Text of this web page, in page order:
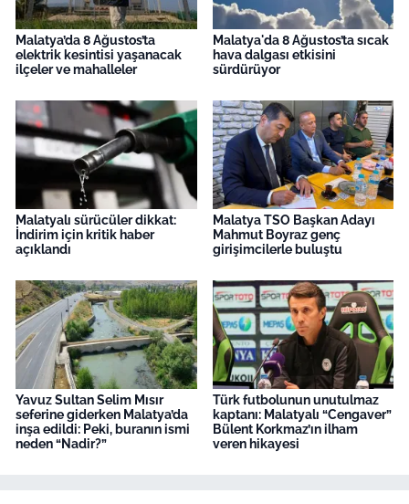
Malatya’da 8 Ağustos’ta
elektrik kesintisi yaşanacak
ilçeler ve mahalleler
Malatya'da 8 Ağustos’ta sıcak
hava dalgası etkisini
sürdürüyor
Malatyalı sürücüler dikkat:
İndirim için kritik haber
açıklandı
Malatya TSO Başkan Adayı
Mahmut Boyraz genç
girişimcilerle buluştu
Yavuz Sultan Selim Mısır
seferine giderken Malatya’da
inşa edildi: Peki, buranın ismi
neden “Nadir?”
Türk futbolunun unutulmaz
kaptanı: Malatyalı “Cengaver”
Bülent Korkmaz’ın ilham
veren hikayesi